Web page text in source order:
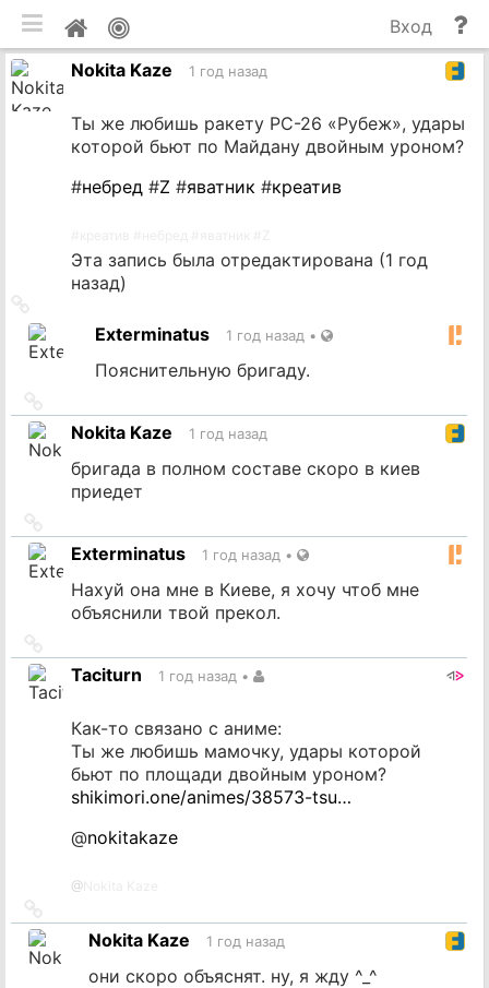
Мой
профиль
и
Вход
Nokita Kaze
1 год назад
Ты же любишь ракету РС-26 «Рубеж», удары
которой бьют по Майдану двойным уроном?
#небред #Z #яватник #креатив
Эта запись была отредактирована (1 год
назад)
на
источникExterminatus 1 год назад •
Пояснительную бригаду.
на
источник
Nokita Kaze 1 год назад
бригада в полном составе скоро в киев
приедет
на
источник
Exterminatus 1 год назад •
Нахуй она мне в Киеве, я хочу чтоб мне
объяснили твой прекол.
на
источник
Taciturn 1 год назад •
Как-то связано с аниме:
Ты же любишь мамочку, удары которой
бьют по площади двойным уроном?
shikimori.one/animes/38573-tsu…
@nokitakaze
@
на
источникNokita Kaze 1 год назад
они скоро объяснят. ну, я жду ^_^
мобильная версия